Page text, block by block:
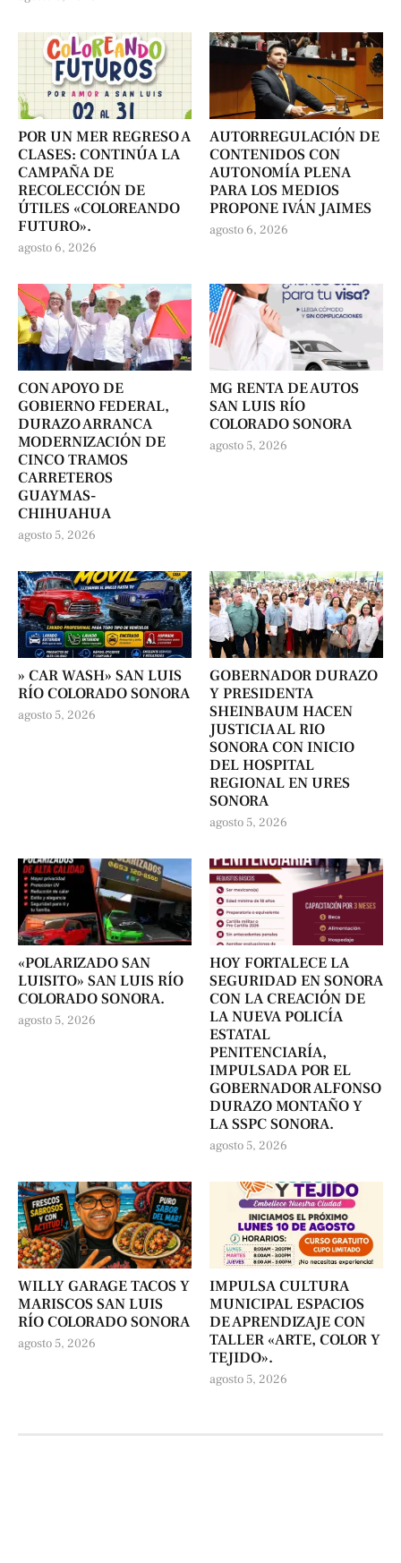
POR UN MER REGRESO A
CLASES: CONTINÚA LA
CAMPAÑA DE
RECOLECCIÓN DE
ÚTILES «COLOREANDO
FUTURO».
agosto 6, 2026
AUTORREGULACIÓN DE
CONTENIDOS CON
AUTONOMÍA PLENA
PARA LOS MEDIOS
PROPONE IVÁN JAIMES
agosto 6, 2026
CON APOYO DE
GOBIERNO FEDERAL,
DURAZO ARRANCA
MODERNIZACIÓN DE
CINCO TRAMOS
CARRETEROS
GUAYMAS-
CHIHUAHUA
agosto 5, 2026
MG RENTA DE AUTOS
SAN LUIS RÍO
COLORADO SONORA
agosto 5, 2026
» CAR WASH» SAN LUIS
RÍO COLORADO SONORA
agosto 5, 2026
GOBERNADOR DURAZO
Y PRESIDENTA
SHEINBAUM HACEN
JUSTICIA AL RIO
SONORA CON INICIO
DEL HOSPITAL
REGIONAL EN URES
SONORA
agosto 5, 2026
«POLARIZADO SAN
LUISITO» SAN LUIS RÍO
COLORADO SONORA.
agosto 5, 2026
HOY FORTALECE LA
SEGURIDAD EN SONORA
CON LA CREACIÓN DE
LA NUEVA POLICÍA
ESTATAL
PENITENCIARÍA,
IMPULSADA POR EL
GOBERNADOR ALFONSO
DURAZO MONTAÑO Y
LA SSPC SONORA.
agosto 5, 2026
WILLY GARAGE TACOS Y
MARISCOS SAN LUIS
RÍO COLORADO SONORA
agosto 5, 2026
IMPULSA CULTURA
MUNICIPAL ESPACIOS
DE APRENDIZAJE CON
TALLER «ARTE, COLOR Y
TEJIDO».
agosto 5, 2026